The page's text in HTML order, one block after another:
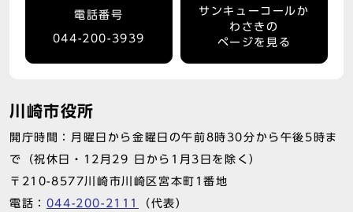
電話番号
044-200-3939
サンキューコールか
わさきの
ページを見る
川崎市役所
開庁時間：月曜日から金曜日の午前8時30分から午後5時ま
で（祝休日・12月29 日から1月3日を除く）
〒210-8577川崎市川崎区宮本町1番地
電話： 044-200-2111 （代表）